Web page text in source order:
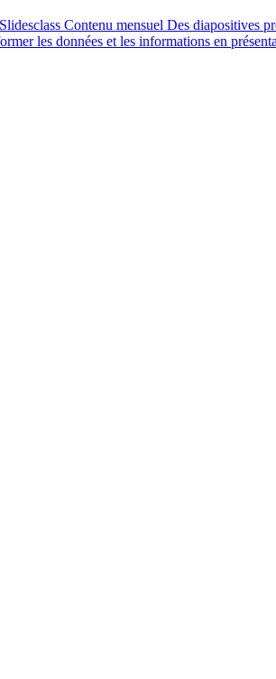
Slidesclass Contenu mensuel Des diapositives
les données et les informations en